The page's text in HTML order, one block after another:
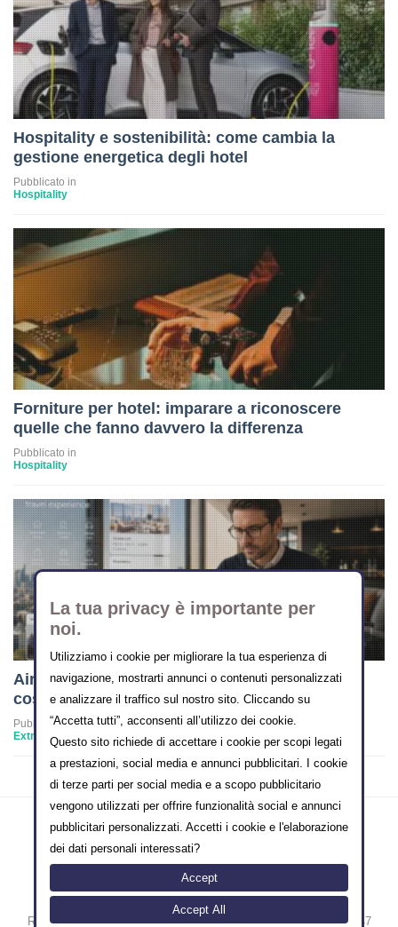
Hospitality e sostenibilità: come cambia la
gestione energetica degli hotel
Pubblicato in
Hospitality
Forniture per hotel: imparare a riconoscere
quelle che fanno davvero la differenza
Pubblicato in
Hospitality
Airbnb vuole diventare l’Amazon dei viaggi:
cosa cambia per i property manager
Pubblicato in
Extra-alberghiero
Copyright © 2000-2014 FT-FTLAB SRLS
Sede legale: Vico II Alferio N° 3 - 86170 Isernia [IT]
Registro Imprese Isernia N° IS-209197 / Partita iva IT00978380947
La tua privacy è importante per
noi.
Utilizziamo i cookie per migliorare la tua esperienza di
navigazione, mostrarti annunci o contenuti personalizzati
e analizzare il traffico sul nostro sito. Cliccando su
“Accetta tutti”, acconsenti all’utilizzo dei cookie.
Questo sito richiede di accettare i cookie per scopi legati
a prestazioni, social media e annunci pubblicitari. I cookie
di terze parti per social media e a scopo pubblicitario
vengono utilizzati per offrire funzionalità social e annunci
pubblicitari personalizzati. Accetti i cookie e l'elaborazione
dei dati personali interessati?
Accept
Accept All